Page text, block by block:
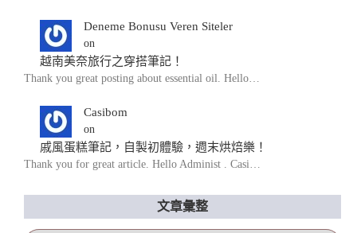
Deneme Bonusu Veren Siteler
on
越南美奈旅行之穿搭筆記！
Thank you great posting about essential oil. Hello…
Casibom
on
戚風蛋糕筆記，自製初體驗，週末烘焙樂！
Thank you for great article. Hello Administ . Casi…
文章彙整